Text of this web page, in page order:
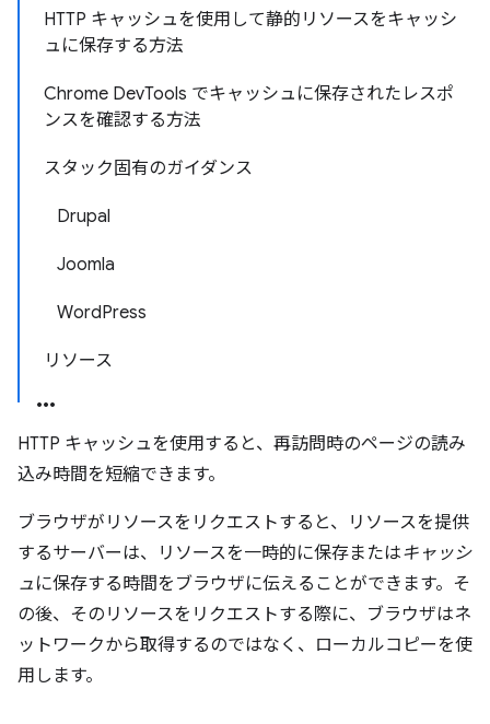
HTTP キャッシュを使用して静的リソースをキャッシ
ュに保存する方法
Chrome DevTools でキャッシュに保存されたレスポ
ンスを確認する方法
スタック固有のガイダンス
Drupal
Joomla
WordPress
リソース
HTTP キャッシュを使用すると、再訪問時のページの読み
込み時間を短縮できます。
ブラウザがリソースをリクエストすると、リソースを提供
するサーバーは、リソースを一時的に保存またはキャッシ
ュ に保存する時間をブラウザに伝えることができます。そ
の後、そのリソースをリクエストする際に、ブラウザはネ
ットワークから取得するのではなく、ローカルコピーを使
用します。